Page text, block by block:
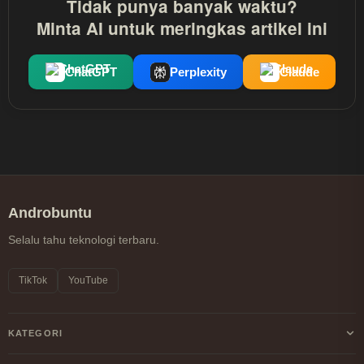
Tidak punya banyak waktu?
Minta AI untuk meringkas artikel ini
ChatGPT Perplexity Claude
Androbuntu
Selalu tahu teknologi terbaru.
TikTok YouTube
KATEGORI